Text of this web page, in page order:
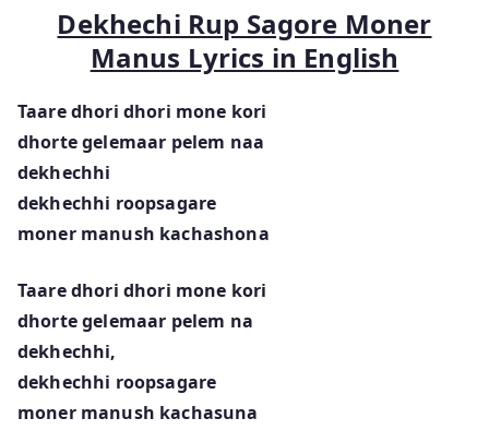
Dekhechi Rup Sagore Moner
Manus Lyrics in English
Taare dhori dhori mone kori
dhorte gelemaar pelem naa
dekhechhi
dekhechhi roopsagare
moner manush kachashona
Taare dhori dhori mone kori
dhorte gelemaar pelem na
dekhechhi,
dekhechhi roopsagare
moner manush kachasuna